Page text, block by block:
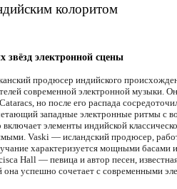
колоритом
электронной сцены
продюсер индийского
современной электронной музыки.
но после его распада
западные электронные ритмы с
элементы индийской
Vaski — исландский продюсер,
характеризуется мощными басами и
Hall — певица и автор песен,
успешно сочетает с современными